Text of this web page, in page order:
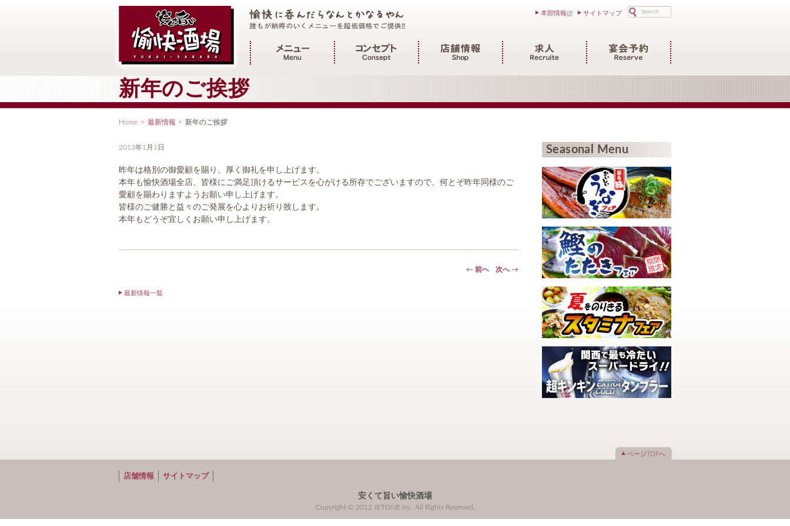
本部情報 サイトマップ
メインメニュー
新年のご挨拶
Home > 最新情報 > 新年のご挨拶
2013年1月1日
昨年は格別の御愛顧を賜り、厚く御礼を申し上げます。
本年も愉快酒場全店、皆様にご満足頂けるサービスを心がける所存でございますので、何とぞ昨年同様のご
愛顧を賜わりますようお願い申し上げます。
皆様のご健勝と益々のご発展を心よりお祈り致します。
本年もどうぞ宜しくお願い申し上げます。
←前へ 次へ→
最新情報一覧
Seasonal Menu
ページTOPへ
店舗情報 サイトマップ
安くて旨い愉快酒場
Copyright © 2012 JETONE Inc. All Rights Reserved.